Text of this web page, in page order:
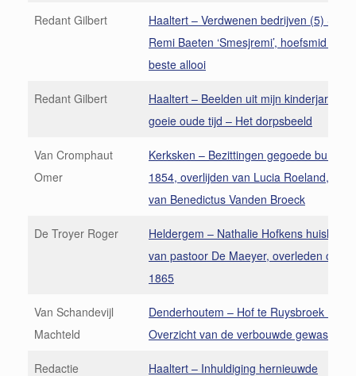
Redant Gilbert
Haaltert – Verdwenen bedrijven (5)
Remi Baeten ‘Smesjremi’, hoefsmid van
beste allooi
Redant Gilbert
Haaltert – Beelden uit mijn kinderjaren
goeie oude tijd – Het dorpsbeeld
Van Cromphaut
Omer
Kerksken – Bezittingen gegoede burger
1854, overlijden van Lucia Roeland,
van Benedictus Vanden Broeck
De Troyer Roger
Heldergem – Nathalie Hofkens
van pastoor De Maeyer, overleden op
1865
Van Schandevijl
Machteld
Denderhoutem – Hof te Ruysbroek (3)
Overzicht van de verbouwde gewassen
Redactie Haaltert – Inhuldiging hernieuwde